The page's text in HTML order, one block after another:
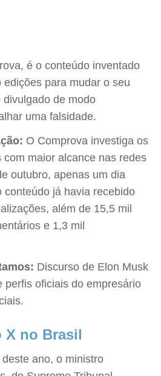
é o conteúdo inventado
para mudar o seu
de modo
uma falsidade.
O Comprova investiga os
maior alcance nas redes
outubro, apenas um dia
conteúdo já havia recebido
além de 15,5 mil
e 1,3 mil
Discurso de Elon Musk
perfis oficiais do empresário
X no Brasil
ano, o ministro